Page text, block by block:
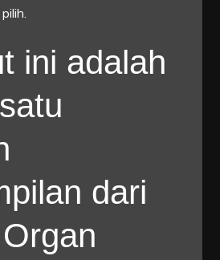
ini adalah
dari